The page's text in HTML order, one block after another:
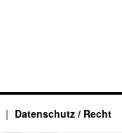
Datenschutz / Recht